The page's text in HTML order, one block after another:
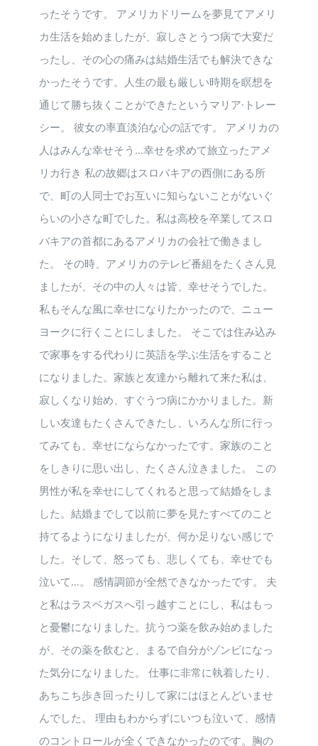
ったそうです。 アメリカドリームを夢見てアメリ
カ生活を始めましたが、寂しさとうつ病で大変だ
ったし、その心の痛みは結婚生活でも解決できな
かったそうです。人生の最も厳しい時期を瞑想を
通じて勝ち抜くことができたというマリア·トレー
シー。 彼女の率直淡泊な心の話です。 アメリカの
人はみんな幸せそう…幸せを求めて旅立ったアメ
リカ行き 私の故郷はスロバキアの西側にある所
で、町の人同士でお互いに知らないことがないぐ
らいの小さな町でした。私は高校を卒業してスロ
バキアの首都にあるアメリカの会社で働きまし
た。 その時、アメリカのテレビ番組をたくさん見
ましたが、その中の人々は皆、幸せそうでした。
私もそんな風に幸せになりたかったので、ニュー
ヨークに行くことにしました。 そこでは住み込み
で家事をする代わりに英語を学ぶ生活をすること
になりました。家族と友達から離れて来た私は、
寂しくなり始め、すぐうつ病にかかりました。新
しい友達もたくさんできたし、いろんな所に行っ
てみても、幸せにならなかったです。家族のこと
をしきりに思い出し、たくさん泣きました。 この
男性が私を幸せにしてくれると思って結婚をしま
した。結婚までして以前に夢を見たすべてのこと
持てるようになりましたが、何か足りない感じで
した。そして、怒っても、悲しくても、幸せでも
泣いて…。 感情調節が全然できなかったです。 夫
と私はラスベガスへ引っ越すことにし、私はもっ
と憂鬱になりました。抗うつ薬を飲み始めました
が、その薬を飲むと、まるで自分がゾンビになっ
た気分になりました。 仕事に非常に執着したり、
あちこち歩き回ったりして家にはほとんどいませ
んでした。 理由もわからずにいつも泣いて、感情
のコントロールが全くできなかったのです。胸の